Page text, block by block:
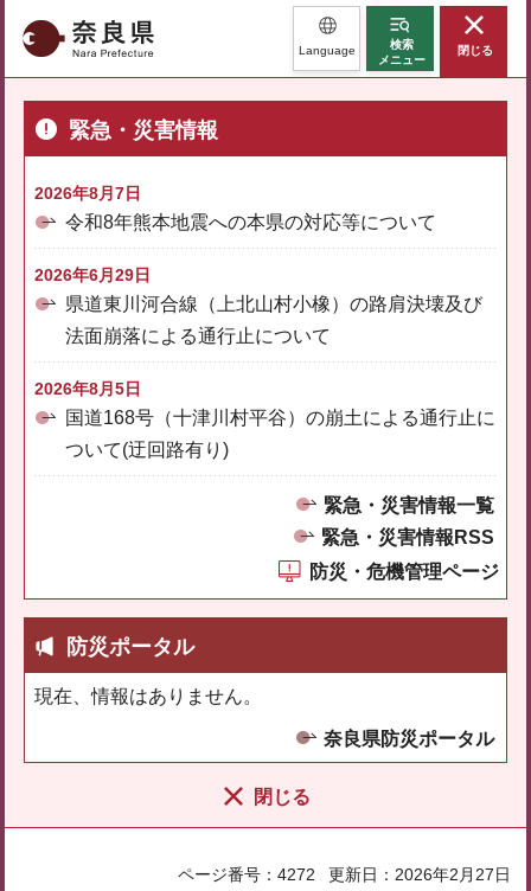
奈良県 Language
検索
メニュー
閉じる
緊急・災害情報
2026年8月7日
令和8年熊本地震への本県の対応等について
2026年6月29日
県道東川河合線（上北山村小橡）の路肩決壊及び
法面崩落による通行止について
2026年8月5日
国道168号（十津川村平谷）の崩土による通行止に
ついて(迂回路有り)
緊急・災害情報一覧
緊急・災害情報RSS
防災・危機管理ページ
防災ポータル
現在、情報はありません。
奈良県防災ポータル
閉じる
ページ番号：4272 更新日：2026年2月27日